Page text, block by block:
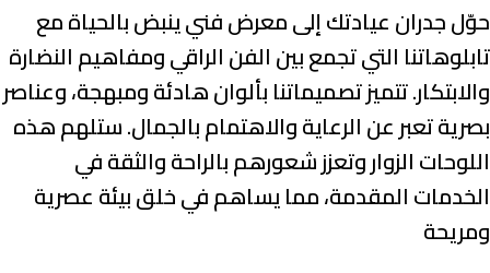
حوّل جدران عيادتك إلى معرض فني ينبض بالحياة مع
تابلوهاتنا التي تجمع بينالفن الراقي ومفاهيم النضارة
والابتكار. تتميز تصميماتنا بألوان هادئة ومبهجة، وعناصر
بصرية تعبر عنالرعاية والاهتمام بالجمال. ستلهم هذه
اللوحات الزوار وتعزز شعورهم بالراحة والثقة في
الخدمات المقدمة، مما يساهم في خلق بيئة عصرية
ومريحة